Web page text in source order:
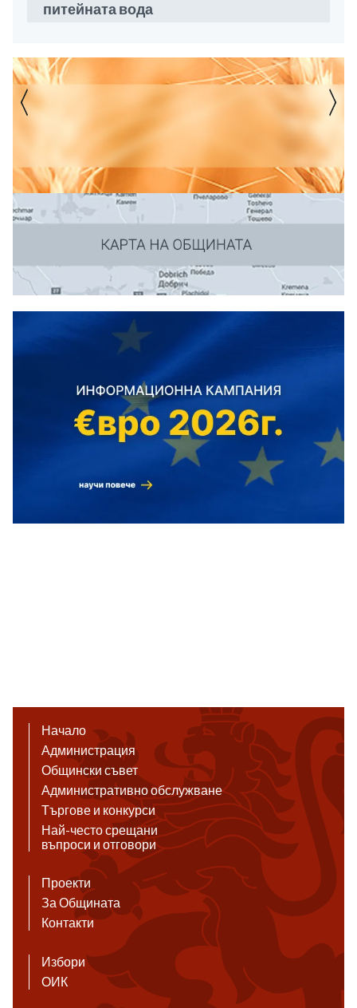
питейната вода
Начало
Администрация
Общински съвет
Административно обслужване
Търгове и конкурси
Най-често срещани
въпроси и отговори
Проекти
За Общината
Контакти
Избори
ОИК